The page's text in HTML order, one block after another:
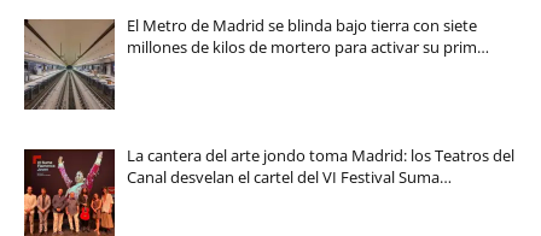
El Metro de Madrid se blinda bajo tierra con siete
millones de kilos de mortero para activar su prim…
La cantera del arte jondo toma Madrid: los Teatros del
Canal desvelan el cartel del VI Festival Suma…